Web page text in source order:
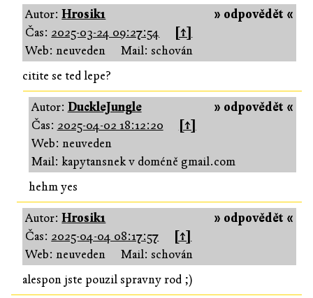
» odpovědět «
Autor:Hrosik1
Čas: 2025-03-24 09:27:54
[↑]
Web: neuveden
Mail: schován
citite se ted lepe?
» odpovědět «
Autor: DuckleJungle
Čas: 2025-04-02 18:12:20
[↑]
Web: neuveden
Mail: kapytansnek v doméně gmail.com
hehm yes
» odpovědět «
Autor:Hrosik1
Čas: 2025-04-04 08:17:57
[↑]
Web: neuveden
Mail: schován
alespon jste pouzil spravny rod ;)